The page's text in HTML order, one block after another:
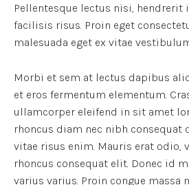
Pellentesque lectus nisi, hendrerit
facilisis risus. Proin eget
malesuada eget ex vitae
Morbi et sem at lectus dapibus
et eros fermentum elementum.
ullamcorper eleifend in sit amet
rhoncus diam nec nibh consequat
vitae risus enim. Mauris erat odio,
rhoncus consequat elit. Donec id
varius varius. Proin congue massa